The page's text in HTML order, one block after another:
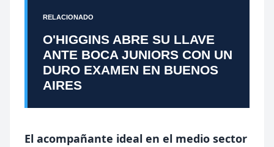
RELACIONADO
O'HIGGINS ABRE SU LLAVE
ANTE BOCA JUNIORS CON UN
DURO EXAMEN EN BUENOS
AIRES
El acompañante ideal en el medio sector